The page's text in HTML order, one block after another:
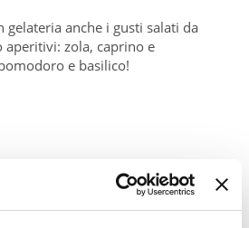
gelateria anche i gusti salati da
zola, caprino e
e basilico!